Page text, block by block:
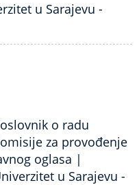
u Sarajevu -
o radu
za provođenje
oglasa |
u Sarajevu -